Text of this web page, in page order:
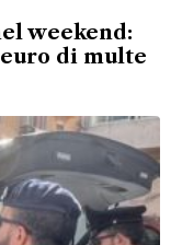
weekend:
di multe